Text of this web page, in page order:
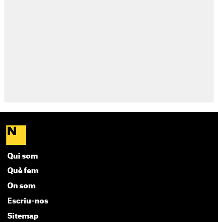
Qui som
Què fem
On som
Escriu-nos
Sitemap